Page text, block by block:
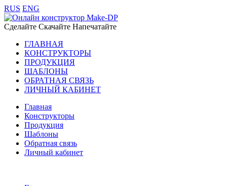
RUS ENG
Сделайте Скачайте Напечатайте
ГЛАВНАЯ
КОНСТРУКТОРЫ
ПРОДУКЦИЯ
ШАБЛОНЫ
ОБРАТНАЯ СВЯЗЬ
ЛИЧНЫЙ КАБИНЕТ
Главная
Конструкторы
Продукция
Шаблоны
Обратная связь
Личный кабинет